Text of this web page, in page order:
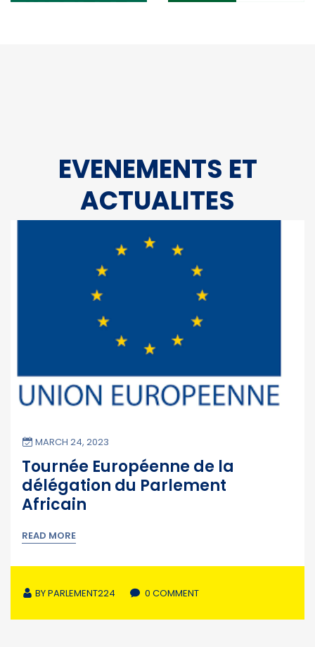
EVENEMENTS ET
ACTUALITES
MARCH 24, 2023
Tournée Européenne de la
délégation du Parlement
Africain
READ MORE
BYPARLEMENT224 0 COMMENT